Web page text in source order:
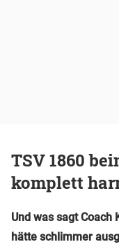
TSV 1860
komplett
Und was sagt Coach
hätte schlimmer